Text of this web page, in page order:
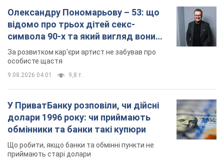
Олександру Пономарьову – 53: що
відомо про трьох дітей секс-
символа 90-х та який вигляд вони
мають
За розвитком кар'єри артист не забував про
особисте щастя
9.08.2026 04:01 9,8 т.
У ПриватБанку розповіли, чи дійсні
долари 1996 року: чи приймають
обмінники та банки такі купюри
Що робити, якщо банки та обмінні пункти не
приймають старі долари